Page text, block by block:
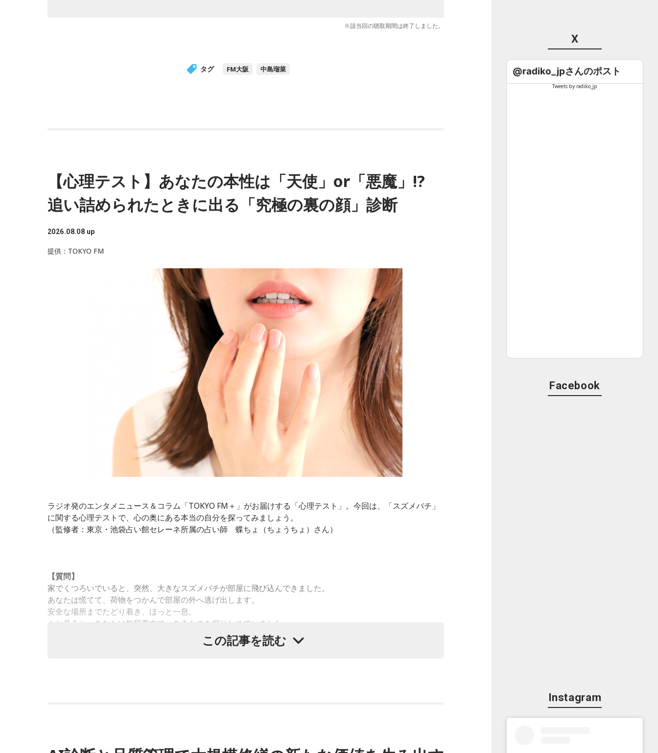
※該当回の聴取期間は終了しました。
タグ FM大阪 中島瑠菜
【心理テスト】あなたの本性は「天使」or「悪魔」!?
追い詰められたときに出る「究極の裏の顔」診断
2026.08.08 up
提供：TOKYO FM
ラジオ発のエンタメニュース＆コラム「TOKYO FM＋」がお届けする「心理テスト」。今回は、「スズメバチ」
に関する心理テストで、心の奥にある本当の自分を探ってみましょう。
（監修者：東京・池袋占い館セレーネ所属の占い師 蝶ちょ（ちょうちょ）さん）
【質問】
家でくつろいでいると、突然、大きなスズメバチが部屋に飛び込んできました。
あなたは慌てて、荷物をつかんで部屋の外へ逃げ出します。
安全な場所までたどり着き、ほっと一息。
ふと見ると、あなたは無我夢中で、あるものを握りしめていました。
それは何でしたか？次の中から近いものを1つ選んでください。
この記事を読む
X
@radiko_jpさんのポスト
Tweets by radiko_jp
Facebook
Instagram